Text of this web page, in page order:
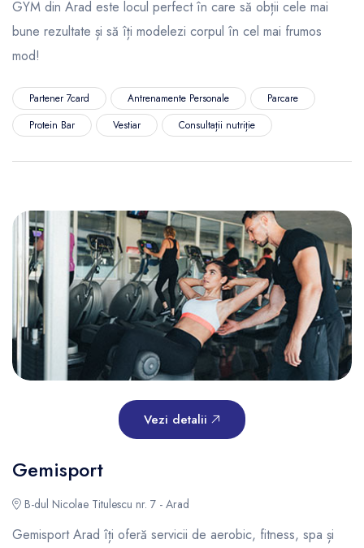
GYM din Arad este locul perfect în care să obții cele mai
bune rezultate și să îți modelezi corpul în cel mai frumos
mod!
Partener 7card Antrenamente Personale
Parcare
Protein Bar
Vestiar Consultații nutriție
Vezi detalii
Gemisport
B-dul Nicolae Titulescu nr. 7 - Arad
Gemisport Arad îți oferă servicii de aerobic, fitness, spa și